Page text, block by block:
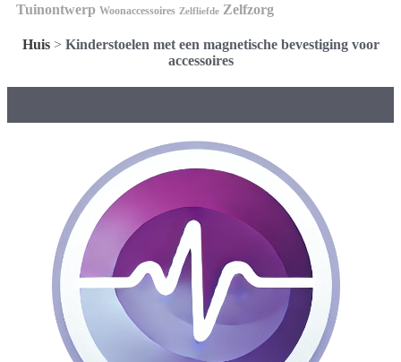
Tuinontwerp Woonaccessoires Zelfliefde Zelfzorg
Huis> Kinderstoelen met een magnetische bevestiging voor
accessoires